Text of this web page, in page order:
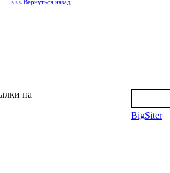
<<< Вернуться назад
на
BigSiter